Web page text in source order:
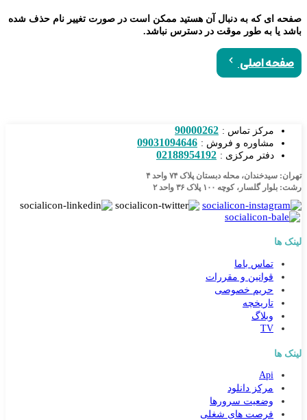
صفحه ای که به دنبال آن هستید ممکن است در صورت تغییر نام حذف شده
باشد یا به طور موقت در دسترس نباشد.
صفحه اصلی
مرکز تماس : 90000262
مشاوره و فروش : 09031094646
دفتر مرکزی : 02188954192
تهران: سیدخندان، محله دبستان پلاک ۷۴ واحد ۴
رشت: بلوار گلسار، کوچه ۱۰۰ پلاک ۳۶ واحد ۲
لینک ها
تماس باما
قوانین و مقررات
حریم خصوصی
تاریخچه
وبلاگ
TV
لینک ها
Api
مرکز دانلود
وضعیت سرورها
فرصت های شغلی